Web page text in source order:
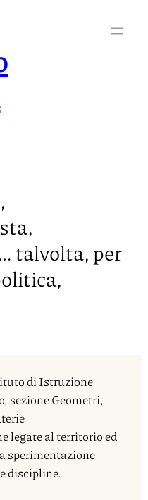
talvolta, per
di Istruzione
sezione Geometri,
legate al territorio ed
sperimentazione
discipline.